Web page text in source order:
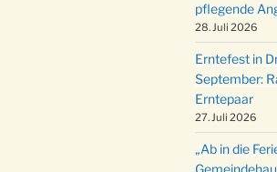
pflegende
28. Juli 2026
Erntefest in
September:
Erntepaar
27. Juli 2026
„Ab in die